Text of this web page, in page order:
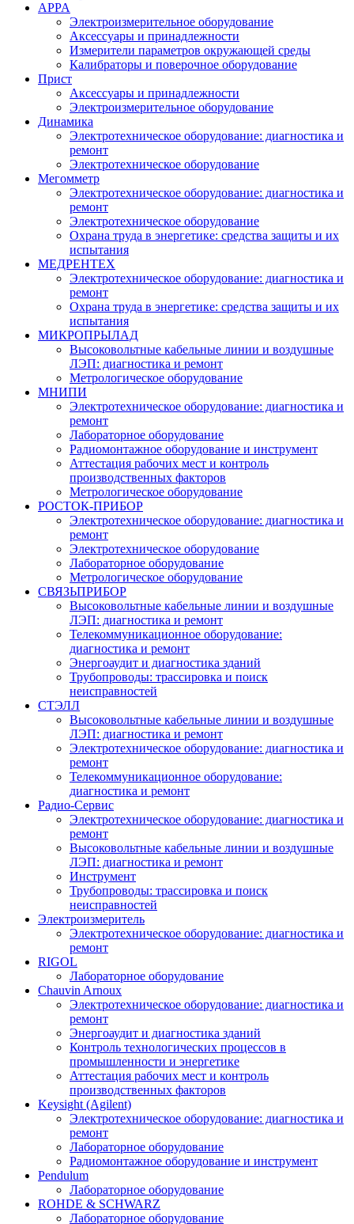
APPA
Электроизмерительное оборудование
Аксессуары и принадлежности
Измерители параметров окружающей среды
Калибраторы и поверочное оборудование
Прист
Аксессуары и принадлежности
Электроизмерительное оборудование
Динамика
Электротехническое оборудование: диагностика и
ремонт
Электротехническое оборудование
Мегомметр
Электротехническое оборудование: диагностика и
ремонт
Электротехническое оборудование
Охрана труда в энергетике: средства защиты и их
испытания
МЕДРЕНТЕХ
Электротехническое оборудование: диагностика и
ремонт
Охрана труда в энергетике: средства защиты и их
испытания
МИКРОПРЫЛАД
Высоковольтные кабельные линии и воздушные
ЛЭП: диагностика и ремонт
Метрологическое оборудование
МНИПИ
Электротехническое оборудование: диагностика и
ремонт
Лабораторное оборудование
Радиомонтажное оборудование и инструмент
Аттестация рабочих мест и контроль
производственных факторов
Метрологическое оборудование
РОСТОК-ПРИБОР
Электротехническое оборудование: диагностика и
ремонт
Электротехническое оборудование
Лабораторное оборудование
Метрологическое оборудование
СВЯЗЬПРИБОР
Высоковольтные кабельные линии и воздушные
ЛЭП: диагностика и ремонт
Телекоммуникационное оборудование:
диагностика и ремонт
Энергоаудит и диагностика зданий
Трубопроводы: трассировка и поиск
неисправностей
СТЭЛЛ
Высоковольтные кабельные линии и воздушные
ЛЭП: диагностика и ремонт
Электротехническое оборудование: диагностика и
ремонт
Телекоммуникационное оборудование:
диагностика и ремонт
Радио-Cервис
Электротехническое оборудование: диагностика и
ремонт
Высоковольтные кабельные линии и воздушные
ЛЭП: диагностика и ремонт
Инструмент
Трубопроводы: трассировка и поиск
неисправностей
Электроизмеритель
Электротехническое оборудование: диагностика и
ремонт
RIGOL
Лабораторное оборудование
Chauvin Arnoux
Электротехническое оборудование: диагностика и
ремонт
Энергоаудит и диагностика зданий
Контроль технологических процессов в
промышленности и энергетике
Аттестация рабочих мест и контроль
производственных факторов
Keysight (Agilent)
Электротехническое оборудование: диагностика и
ремонт
Лабораторное оборудование
Радиомонтажное оборудование и инструмент
Pendulum
Лабораторное оборудование
ROHDE & SCHWARZ
Лабораторное оборудование